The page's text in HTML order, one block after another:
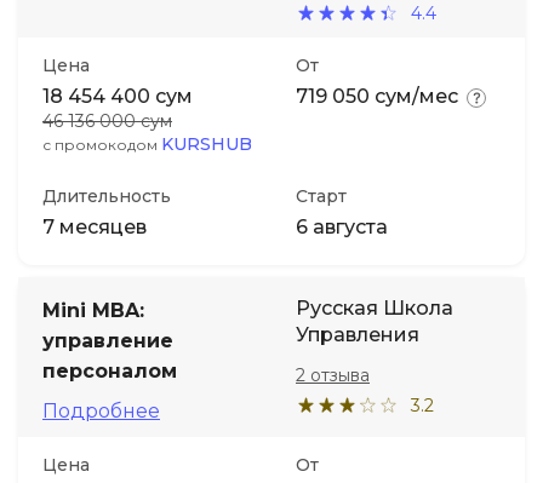
4.4
Цена
18 454 400 сум
46 136 000 сум
с промокодом KURSHUB
От
719 050 сум/мес
Длительность
7 месяцев
Старт
6 августа
Mini MBA:
управление
персоналом
Подробнее
Русская Школа
Управления
3.2
2 отзыва
Цена От